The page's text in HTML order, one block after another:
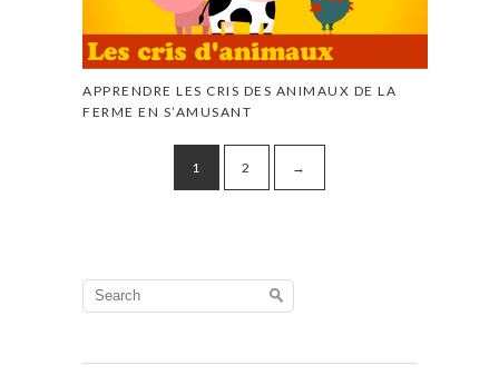
APPRENDRE LES CRIS DES ANIMAUX DE LA
FERME EN S’AMUSANT
1 2 →
Search
for: